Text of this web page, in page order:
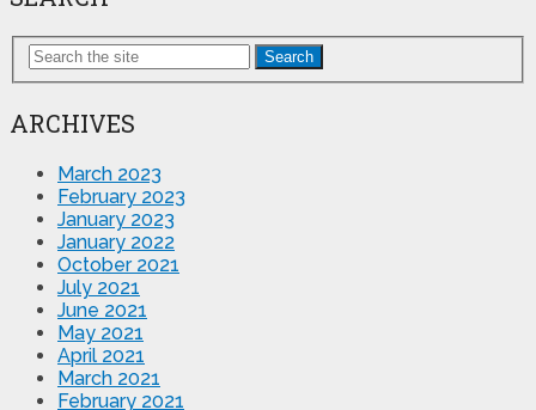
Search
ARCHIVES
March 2023
February 2023
January 2023
January 2022
October 2021
July 2021
June 2021
May 2021
April 2021
March 2021
February 2021